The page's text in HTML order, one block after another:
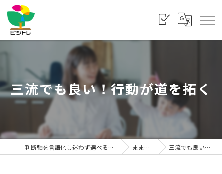
三流でも良い！行動が道を拓く
判断軸を言語化し迷わず選べる状態をつくる「株式会社ビジトレ」 まま利楽ブログ 三流でも良い！行動が道を拓く